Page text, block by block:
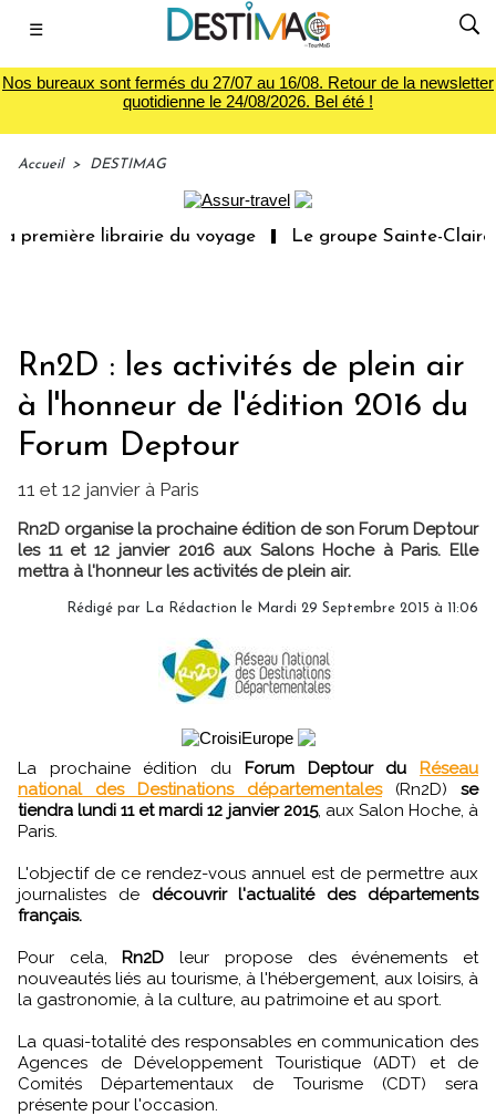
☰
Nos bureaux sont fermés du 27/07 au 16/08. Retour de la newsletter
quotidienne le 24/08/2026. Bel été !
Accueil > DESTIMAG
librairie du voyage Le groupe Sainte-Claire
Rn2D : les activités de plein air
à l'honneur de l'édition 2016 du
Forum Deptour
11 et 12 janvier à Paris
Rn2D organise la prochaine édition de son Forum Deptour
les 11 et 12 janvier 2016 aux Salons Hoche à Paris. Elle
mettra à l'honneur les activités de plein air.
Rédigé par La Rédaction le Mardi 29 Septembre 2015 à 11:06
La prochaine édition du Forum Deptour du
Réseau
national des Destinations départementales(Rn2D) se
tiendra lundi 11 et mardi 12 janvier 2015, aux Salon Hoche, à
Paris.
L'objectif de ce rendez-vous annuel est de permettre aux
journalistes de découvrir l'actualité des départements
français.
Pour cela, Rn2D leur propose des événements et
nouveautés liés au tourisme, à l'hébergement, aux loisirs, à
la gastronomie, à la culture, au patrimoine et au sport.
La quasi-totalité des responsables en communication des
Agences de Développement Touristique (ADT) et de
Comités Départementaux de Tourisme (CDT) sera
présente pour l'occasion.